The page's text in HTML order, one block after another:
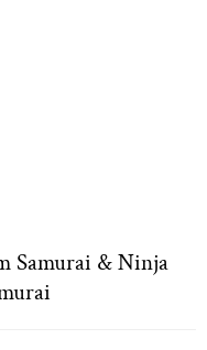
Samurai & Ninja